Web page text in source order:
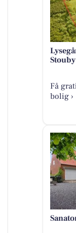
Stouby
Få
bolig ›